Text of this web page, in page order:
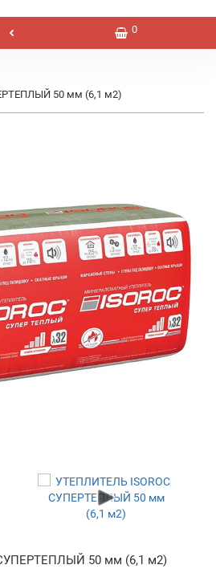
0
50 мм (6,1 м2)
50 мм (6,1 м2)